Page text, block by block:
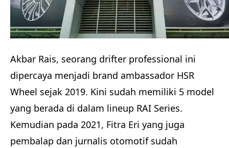
Akbar Rais, seorang drifter professional ini
dipercaya menjadi brand ambassador HSR
Wheel sejak 2019. Kini sudah memiliki 5 model
yang berada di dalam lineup RAI Series.
Kemudian pada 2021, Fitra Eri yang juga
pembalap dan jurnalis otomotif sudah